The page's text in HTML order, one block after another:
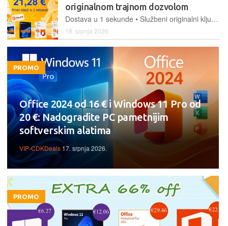
originalnom trajnom dozvolom
Dostava u 1 sekunde • Službeni originalni ključ • Office 2024 12,01 €
18. srpnja 2026.
PROMO
Office 2024 od 16 € i Windows 11 Pro od
20 €: Nadogradite PC pametnijim
softverskim alatima
VIP-CDKDeals 17. srpnja 2026.
PROMO